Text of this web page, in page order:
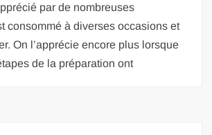
par de nombreuses
consommé à diverses occasions et
On l’apprécie encore plus lorsque
de la préparation ont